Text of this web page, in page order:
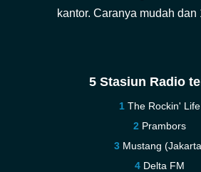
kantor. Caranya mudah dan
5 Stasiun Radio
The Rockin' Life
Prambors
Mustang
Delta FM